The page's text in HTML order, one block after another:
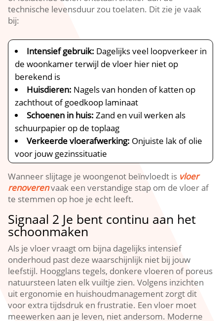
technische levensduur zou toelaten.​ Dit zie je vaak
bij:
Intensief gebruik: Dagelijks veel loopverkeer in
de woonkamer terwijl de vloer hier niet op
berekend is
Huisdieren: Nagels van honden of katten op
zachthout of goedkoop laminaat
Schoenen in huis: Zand en vuil werken als
schuurpapier op de toplaag
Verkeerde vloerafwerking: Onjuiste lak of olie
voor jouw gezinssituatie
Wanneer slijtage je woongenot beïnvloedt is vloer
renoverenvaak een verstandige stap om de vloer af
te stemmen op hoe je echt leeft.​
Signaal 2 Je bent continu aan het
schoonmaken
Als je vloer vraagt om bijna dagelijks intensief
onderhoud past deze waarschijnlijk niet bij jouw
leefstijl.​ Hoogglans tegels, donkere vloeren of poreus
natuursteen laten elk vuiltje zien.​ Volgens inzichten
uit ergonomie en huishoudmanagement zorgt dit
voor extra tijdsdruk en frustratie.​ Een vloer moet
meewerken aan je leven, niet andersom.​ Moderne